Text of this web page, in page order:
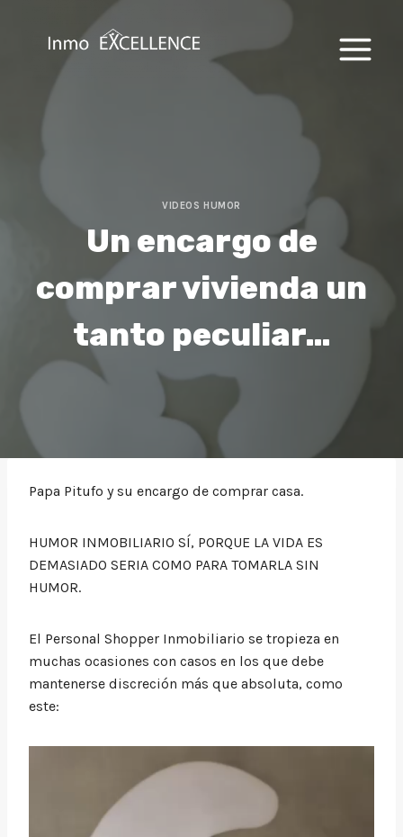
contenido
VIDEOS HUMOR
Un encargo de
comprar vivienda un
tanto peculiar…
Papa Pitufo y su encargo de comprar casa.
HUMOR INMOBILIARIO SÍ, PORQUE LA VIDA ES
DEMASIADO SERIA COMO PARA TOMARLA SIN
HUMOR.
El Personal Shopper Inmobiliario se tropieza en
muchas ocasiones con casos en los que debe
mantenerse discreción más que absoluta, como
este: